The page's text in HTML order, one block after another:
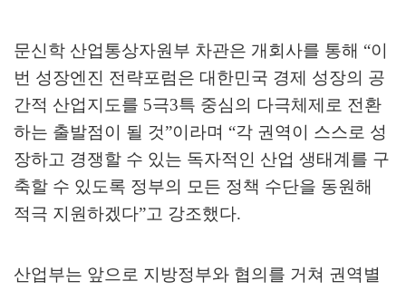
문신학 산업통상자원부 차관은 개회사를 통해 “이
번 성장엔진 전략포럼은 대한민국 경제 성장의 공
간적 산업지도를 5극3특 중심의 다극체제로 전환
하는 출발점이 될 것”이라며 “각 권역이 스스로 성
장하고 경쟁할 수 있는 독자적인 산업 생태계를 구
축할 수 있도록 정부의 모든 정책 수단을 동원해
적극 지원하겠다”고 강조했다.
산업부는 앞으로 지방정부와 협의를 거쳐 권역별